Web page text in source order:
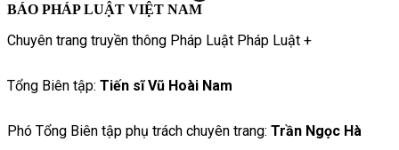
BÁO PHÁP LUẬT VIỆT NAM
Chuyên trang truyền thông Pháp Luật Pháp Luật +
Tổng Biên tập: Tiến sĩ Vũ Hoài Nam
Phó Tổng Biên tập phụ trách chuyên trang: Trần Ngọc Hà